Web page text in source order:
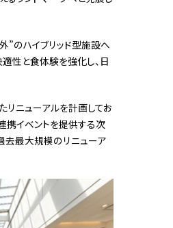
”のハイブリッド型施設へ
性と食体験を強化し、日
リニューアルを計画してお
携イベントを提供する次
去最大規模のリニューア